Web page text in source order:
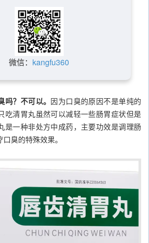
微信： kangfu360
？不可以。 因为口臭的原因不是单纯的
吃清胃丸虽然可以减轻一些肠胃症状但是
是一种非处方中成药，主要功效是调理肠
臭的特殊效果。